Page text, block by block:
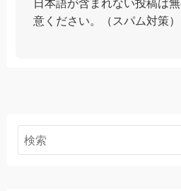
日本語が含まれない投稿は
意ください。（スパム対策）